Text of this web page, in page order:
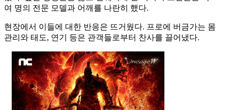
여 명의 전문 모델과 어깨를 나란히 했다.
현장에서 이들에 대한 반응은 뜨거웠다. 프로에 버금가는 몸
관리와 태도, 연기 등은 관객들로부터 찬사를 끌어냈다.